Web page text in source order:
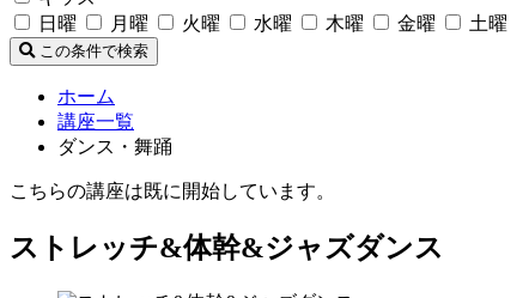
日曜
月曜 火曜 水曜 木曜 金曜 土曜
この条件で検索
ホーム
講座一覧
ダンス・舞踊
こちらの講座は既に開始しています。
ストレッチ&体幹&ジャズダンス